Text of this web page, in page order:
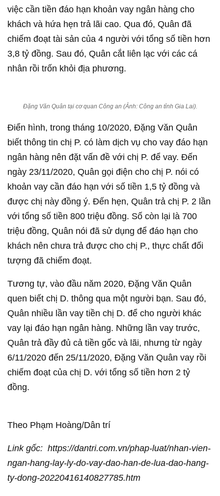
việc cần tiền đáo hạn khoản vay ngân hàng cho
khách và hứa hẹn trả lãi cao. Qua đó, Quân đã
chiếm đoạt tài sản của 4 người với tổng số tiền hơn
3,8 tỷ đồng. Sau đó, Quân cắt liên lạc với các cá
nhân rồi trốn khỏi địa phương.
Đặng Văn Quân tại cơ quan Công an (Ảnh: Công an tỉnh Gia Lai).
Điển hình, trong tháng 10/2020, Đặng Văn Quân
biết thông tin chị P. có làm dịch vụ cho vay đáo hạn
ngân hàng nên đặt vấn đề với chị P. để vay. Đến
ngày 23/11/2020, Quân gọi điện cho chị P. nói có
khoản vay cần đáo hạn với số tiền 1,5 tỷ đồng và
được chị này đồng ý. Đến hẹn, Quân trả chị P. 2 lần
với tổng số tiền 800 triệu đồng. Số còn lại là 700
triệu đồng, Quân nói đã sử dụng để đáo hạn cho
khách nên chưa trả được cho chị P., thực chất đối
tượng đã chiếm đoạt.
Tương tự, vào đầu năm 2020, Đặng Văn Quân
quen biết chị D. thông qua một người bạn. Sau đó,
Quân nhiều lần vay tiền chị D. để cho người khác
vay lại đáo hạn ngân hàng. Những lần vay trước,
Quân trả đầy đủ cả tiền gốc và lãi, nhưng từ ngày
6/11/2020 đến 25/11/2020, Đặng Văn Quân vay rồi
chiếm đoạt của chị D. với tổng số tiền hơn 2 tỷ
đồng.
Theo Phạm Hoàng/Dân trí
Link gốc: https://dantri.com.vn/phap-luat/nhan-vien-
ngan-hang-lay-ly-do-vay-dao-han-de-lua-dao-hang-
ty-dong-20220416140827785.htm